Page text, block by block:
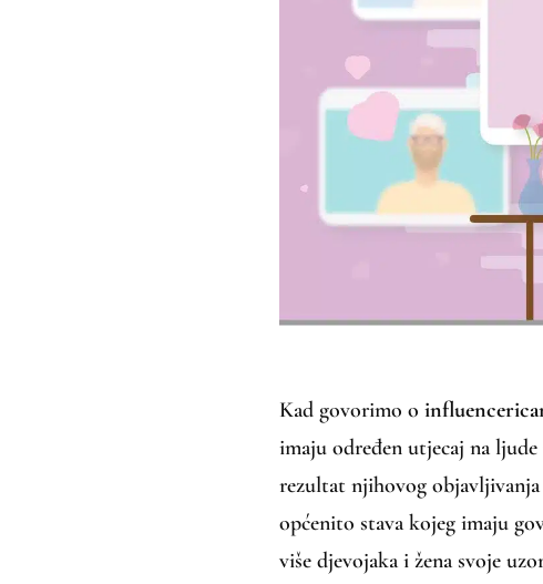
Kad govorimo o
imaju određen utjecaj na
rezultat njihovog
općenito stava kojeg imaju
više djevojaka i žena svoje